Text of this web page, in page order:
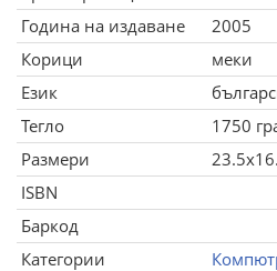
Година на издаване
2005
Корици
меки
Език
Тегло
1750
Размери
ISBN
Баркод
Категории